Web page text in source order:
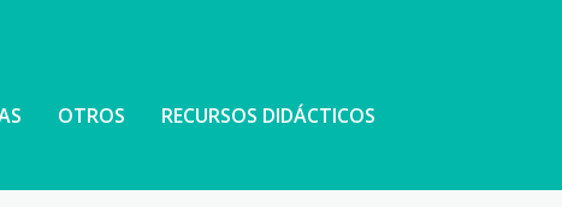
OTROS RECURSOS DIDÁCTICOS